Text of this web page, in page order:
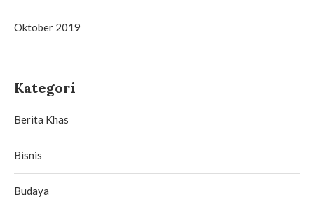
Oktober 2019
Kategori
Berita Khas
Bisnis
Budaya